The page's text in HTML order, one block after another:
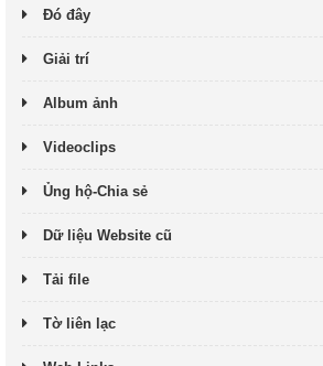
Đó đây
Giải trí
Album ảnh
Videoclips
Ủng hộ-Chia sẻ
Dữ liệu Website cũ
Tải file
Tờ liên lạc